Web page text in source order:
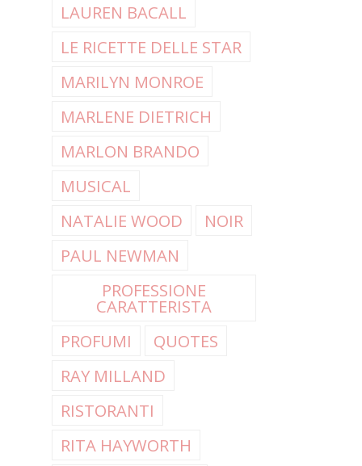
LAUREN BACALL
LE RICETTE DELLE STAR
MARILYN MONROE
MARLENE DIETRICH
MARLON BRANDO
MUSICAL
NATALIE WOOD
NOIR
PAUL NEWMAN
PROFESSIONE
CARATTERISTA
PROFUMI
QUOTES
RAY MILLAND
RISTORANTI
RITA HAYWORTH